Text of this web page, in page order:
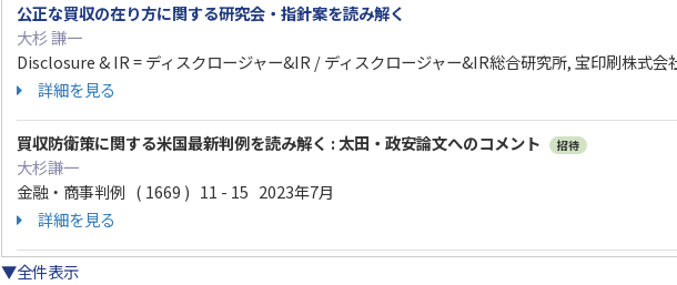
公正な買収の在り方に関する研究会・指針案を読み解く
大杉 謙一
Disclosure & IR = ディスクロージャー&IR / ディスクロージャー&IR総合研究所, 宝印刷株式
詳細を見る
買収防衛策に関する米国最新判例を読み解く : 太田・政安論文へのコメント 招待
大杉謙一
金融・商事判例 ( 1669 ) 11 - 15 2023年7月
詳細を見る
▼全件表示